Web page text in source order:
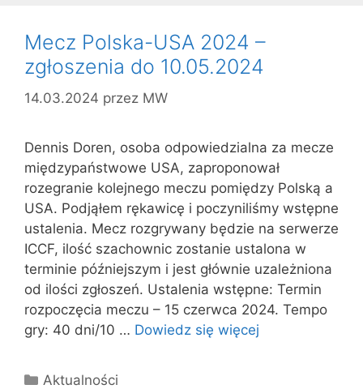
Mecz Polska-USA 2024 –
zgłoszenia do 10.05.2024
14.03.2024 przez MW
Dennis Doren, osoba odpowiedzialna za mecze
międzypaństwowe USA, zaproponował
rozegranie kolejnego meczu pomiędzy Polską a
USA. Podjąłem rękawicę i poczyniliśmy wstępne
ustalenia. Mecz rozgrywany będzie na serwerze
ICCF, ilość szachownic zostanie ustalona w
terminie późniejszym i jest głównie uzależniona
od ilości zgłoszeń. Ustalenia wstępne: Termin
rozpoczęcia meczu – 15 czerwca 2024. Tempo
gry: 40 dni/10 … Dowiedz się więcej
Kategorie
Aktualności